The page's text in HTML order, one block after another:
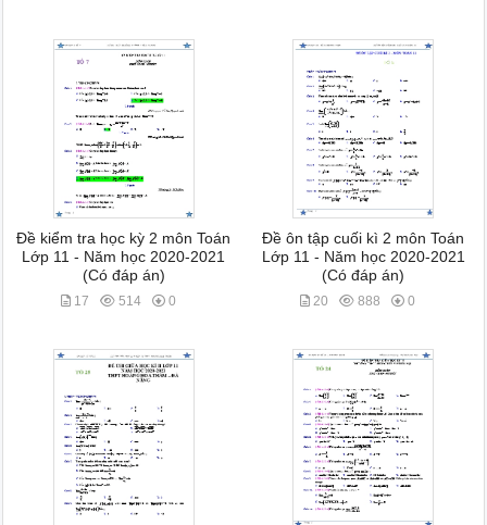
Đề kiểm tra học kỳ 2 môn Toán
Lớp 11 - Năm học 2020-2021
(Có đáp án)
17 514 0
Đề ôn tập cuối kì 2 môn Toán
Lớp 11 - Năm học 2020-2021
(Có đáp án)
20 888 0